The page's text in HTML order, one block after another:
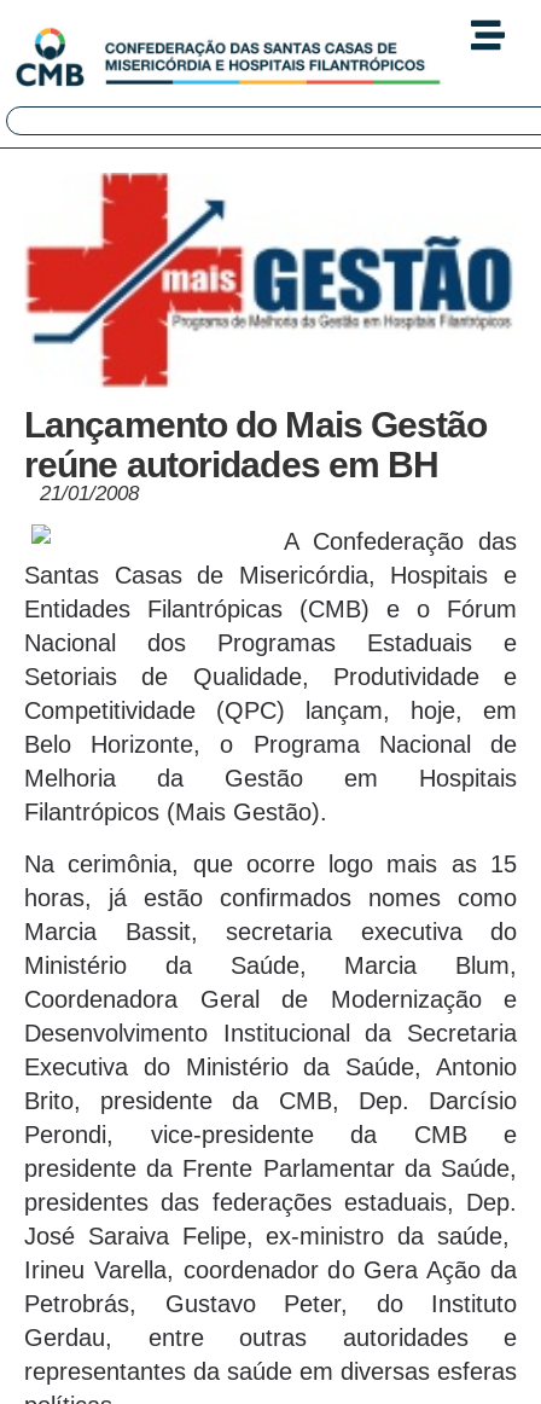
Lançamento do Mais Gestão
reúne autoridades em BH
21/01/2008
A Confederação das
Santas Casas de Misericórdia, Hospitais e
Entidades Filantrópicas (CMB) e o Fórum
Nacional dos Programas Estaduais e
Setoriais de Qualidade, Produtividade e
Competitividade (QPC) lançam, hoje, em
Belo Horizonte, o Programa Nacional de
Melhoria da Gestão em Hospitais
Filantrópicos (Mais Gestão).
Na cerimônia, que ocorre logo mais as 15
horas, já estão confirmados nomes como
Marcia Bassit, secretaria executiva do
Ministério da Saúde, Marcia Blum,
Coordenadora Geral de Modernização e
Desenvolvimento Institucional da Secretaria
Executiva do Ministério da Saúde, Antonio
Brito, presidente da CMB, Dep. Darcísio
Perondi, vice-presidente da CMB e
presidente da Frente Parlamentar da Saúde,
presidentes das federações estaduais, Dep.
José Saraiva Felipe, ex-ministro da saúde,
Irineu Varella, coordenador do Gera Ação da
Petrobrás, Gustavo Peter, do Instituto
Gerdau, entre outras autoridades e
representantes da saúde em diversas esferas